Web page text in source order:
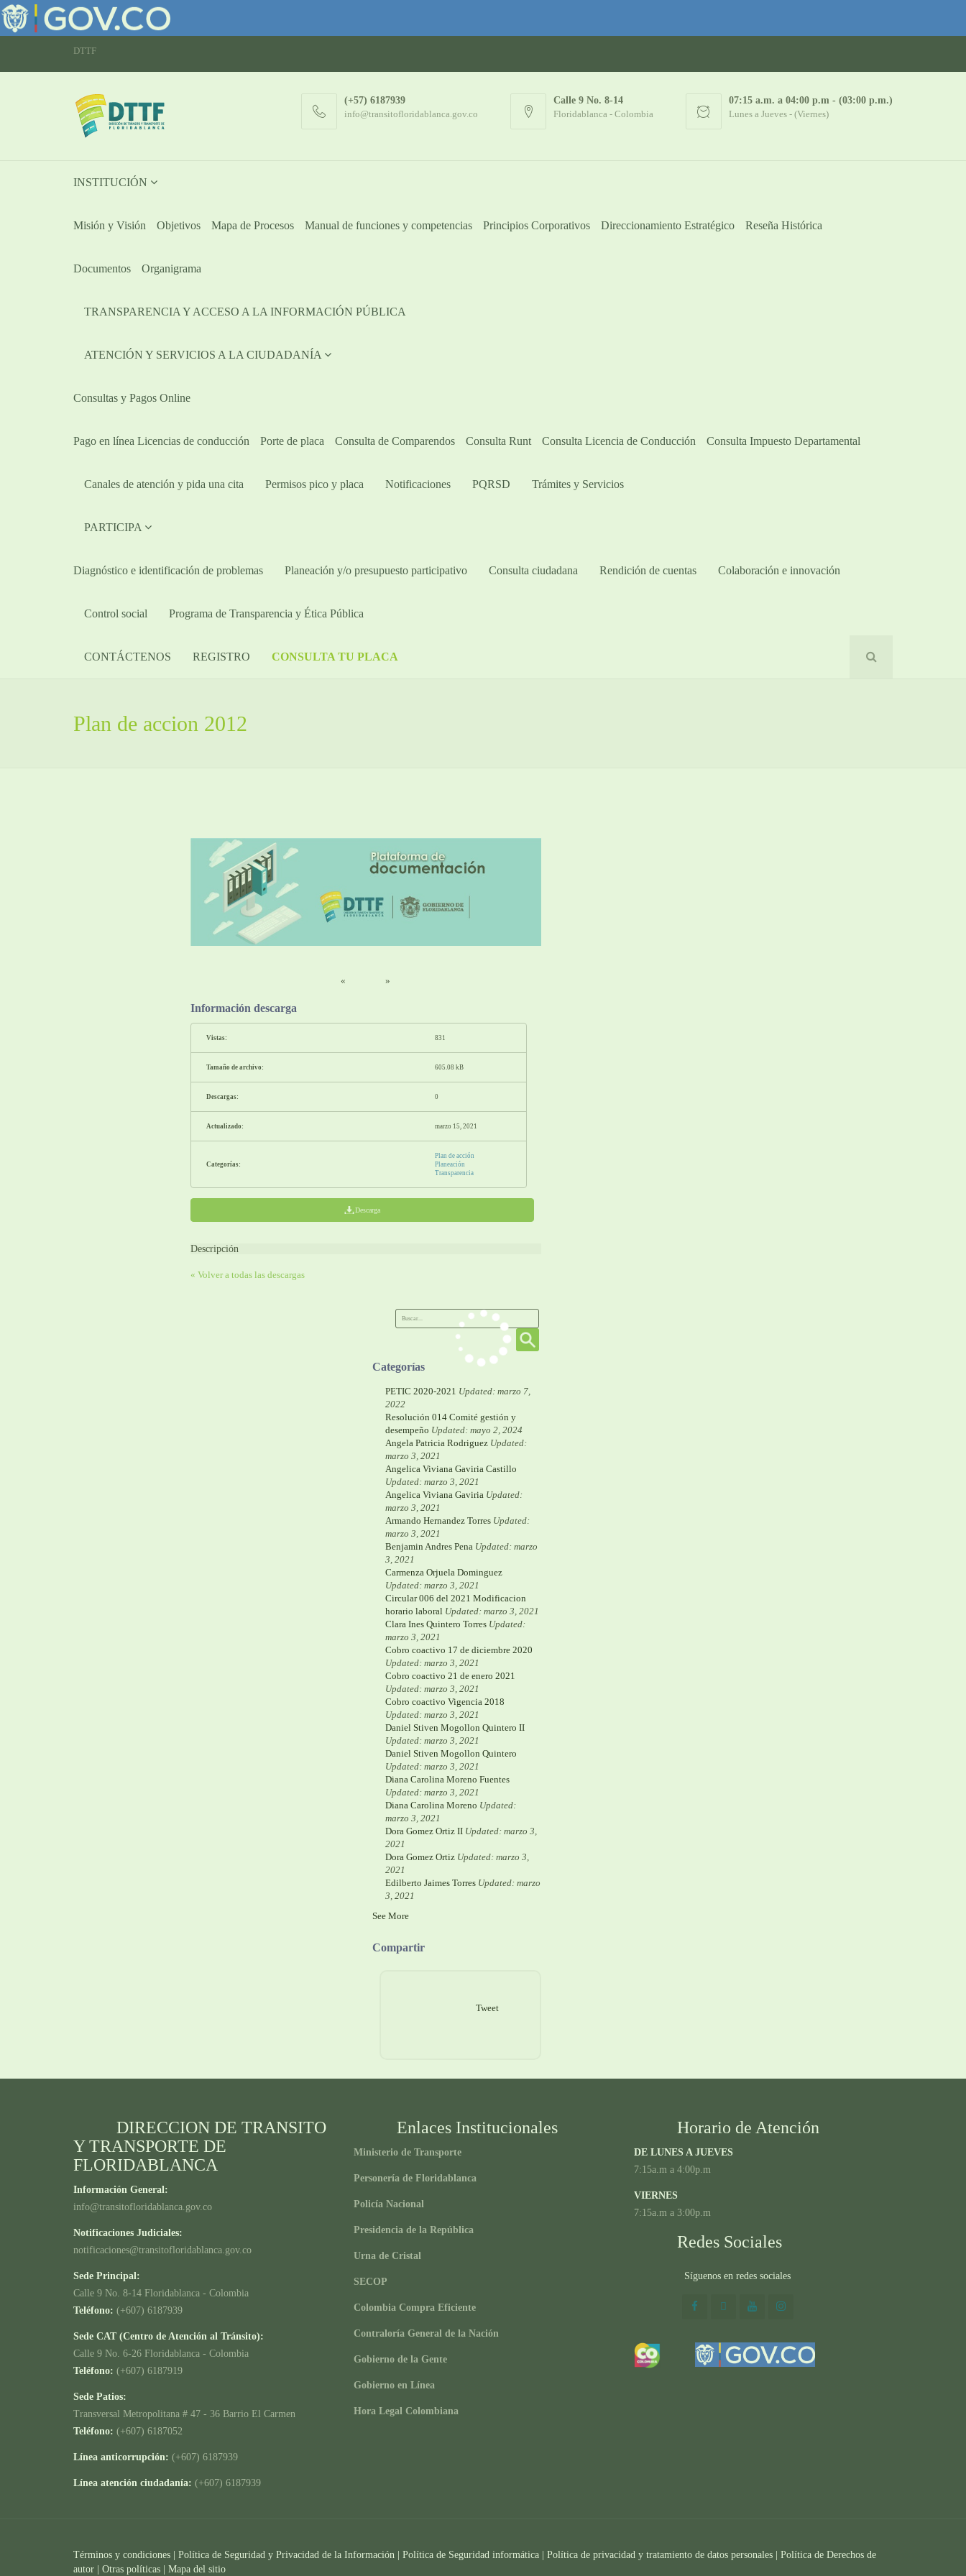
DTTF
(+57) 6187939
info@transitofloridablanca.gov.co
Calle 9 No. 8-14
Floridablanca - Colombia
07:15 a.m. a 04:00 p.m - (03:00 p.m.)
Lunes a Jueves - (Viernes)
INSTITUCIÓN
Misión y Visión Objetivos Mapa de Procesos Manual de funciones y competencias Principios Corporativos Direccionamiento Estratégico Reseña Histórica
Documentos Organigrama
TRANSPARENCIA Y ACCESO A LA INFORMACIÓN PÚBLICA
ATENCIÓN Y SERVICIOS A LA CIUDADANÍA
Consultas y Pagos Online
Pago en línea Licencias de conducción Porte de placa Consulta de Comparendos Consulta Runt Consulta Licencia de Conducción Consulta Impuesto Departamental
Canales de atención y pida una cita Permisos pico y placa Notificaciones PQRSD Trámites y Servicios
PARTICIPA
Diagnóstico e identificación de problemas Planeación y/o presupuesto participativo​ Consulta ciudadana Rendición de cuentas Colaboración e innovación
Control social Programa de Transparencia y Ética Pública
CONTÁCTENOS REGISTRO CONSULTA TU PLACA
Plan de accion 2012
« »
Información descarga
Vistas: 831
Tamaño de archivo: 605.08 kB
Descargas: 0
Actualizado: marzo 15, 2021
Categorías:
Plan de acción
Planeación
Transparencia
Descarga
Descripción
« Volver a todas las descargas
Categorías
PETIC 2020-2021 Updated: marzo 7,
2022
Resolución 014 Comité gestión y
desempeño Updated: mayo 2, 2024
Angela Patricia Rodriguez Updated:
marzo 3, 2021
Angelica Viviana Gaviria Castillo
Updated: marzo 3, 2021
Angelica Viviana Gaviria Updated:
marzo 3, 2021
Armando Hernandez Torres Updated:
marzo 3, 2021
Benjamin Andres Pena Updated: marzo
3, 2021
Carmenza Orjuela Dominguez
Updated: marzo 3, 2021
Circular 006 del 2021 Modificacion
horario laboral Updated: marzo 3, 2021
Clara Ines Quintero Torres Updated:
marzo 3, 2021
Cobro coactivo 17 de diciembre 2020
Updated: marzo 3, 2021
Cobro coactivo 21 de enero 2021
Updated: marzo 3, 2021
Cobro coactivo Vigencia 2018
Updated: marzo 3, 2021
Daniel Stiven Mogollon Quintero II
Updated: marzo 3, 2021
Daniel Stiven Mogollon Quintero
Updated: marzo 3, 2021
Diana Carolina Moreno Fuentes
Updated: marzo 3, 2021
Diana Carolina Moreno Updated:
marzo 3, 2021
Dora Gomez Ortiz II Updated: marzo 3,
2021
Dora Gomez Ortiz Updated: marzo 3,
2021
Edilberto Jaimes Torres Updated: marzo
3, 2021
See More
Compartir
Tweet
DIRECCION DE TRANSITO
Y TRANSPORTE DE
FLORIDABLANCA
Información General:
info@transitofloridablanca.gov.co
Notificaciones Judiciales:
notificaciones@transitofloridablanca.gov.co
Sede Principal:
Calle 9 No. 8-14 Floridablanca - Colombia
Teléfono: (+607) 6187939
Sede CAT (Centro de Atención al Tránsito):
Calle 9 No. 6-26 Floridablanca - Colombia
Teléfono: (+607) 6187919
Sede Patios:
Transversal Metropolitana # 47 - 36 Barrio El Carmen
Teléfono: (+607) 6187052
Línea anticorrupción: (+607) 6187939
Línea atención ciudadanía: (+607) 6187939
Enlaces Institucionales
Ministerio de Transporte
Personería de Floridablanca
Policía Nacional
Presidencia de la República
Urna de Cristal
SECOP
Colombia Compra Eficiente
Contraloría General de la Nación
Gobierno de la Gente
Gobierno en Línea
Hora Legal Colombiana
Horario de Atención
DE LUNES A JUEVES
7:15a.m a 4:00p.m
VIERNES
7:15a.m a 3:00p.m
Redes Sociales
Síguenos en redes sociales
Términos y condiciones | Política de Seguridad y Privacidad de la Información | Política de Seguridad informática | Política de privacidad y tratamiento de datos personales | Política de Derechos de
autor | Otras políticas | Mapa del sitio